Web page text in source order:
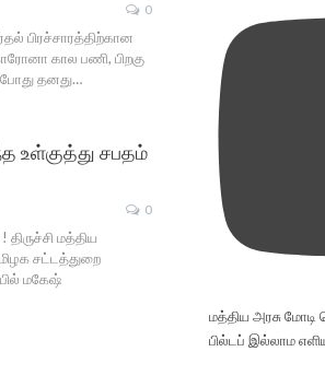
0
பிரச்சாரத்திற்கான
கால பணி, பிறகு
தனது…
உள்குத்து சபதம்
0
மத்திய
சட்டத்துறை
மகேஷ்
மத்திய அரசு
பில்டப் இல்லாம